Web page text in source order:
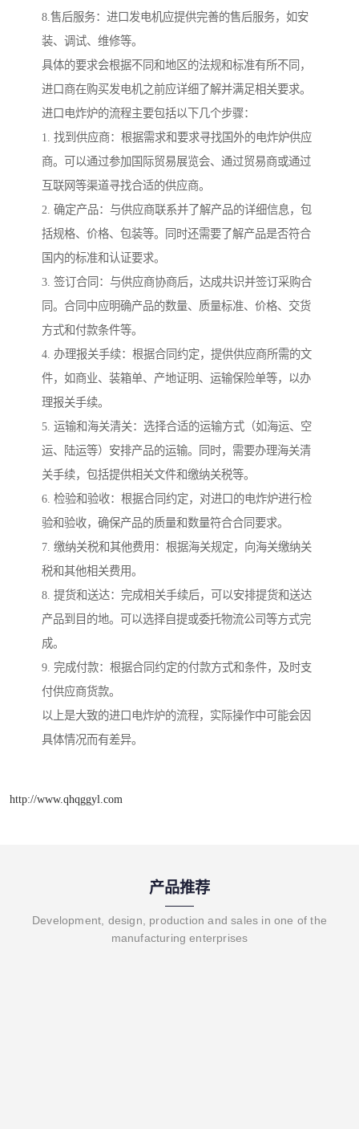
8.售后服务：进口发电机应提供完善的售后服务，如安
装、调试、维修等。
具体的要求会根据不同和地区的法规和标准有所不同，
进口商在购买发电机之前应详细了解并满足相关要求。
进口电炸炉的流程主要包括以下几个步骤：
1. 找到供应商：根据需求和要求寻找国外的电炸炉供应
商。可以通过参加国际贸易展览会、通过贸易商或通过
互联网等渠道寻找合适的供应商。
2. 确定产品：与供应商联系并了解产品的详细信息，包
括规格、价格、包装等。同时还需要了解产品是否符合
国内的标准和认证要求。
3. 签订合同：与供应商协商后，达成共识并签订采购合
同。合同中应明确产品的数量、质量标准、价格、交货
方式和付款条件等。
4. 办理报关手续：根据合同约定，提供供应商所需的文
件，如商业、装箱单、产地证明、运输保险单等，以办
理报关手续。
5. 运输和海关清关：选择合适的运输方式（如海运、空
运、陆运等）安排产品的运输。同时，需要办理海关清
关手续，包括提供相关文件和缴纳关税等。
6. 检验和验收：根据合同约定，对进口的电炸炉进行检
验和验收，确保产品的质量和数量符合合同要求。
7. 缴纳关税和其他费用：根据海关规定，向海关缴纳关
税和其他相关费用。
8. 提货和送达：完成相关手续后，可以安排提货和送达
产品到目的地。可以选择自提或委托物流公司等方式完
成。
9. 完成付款：根据合同约定的付款方式和条件，及时支
付供应商货款。
以上是大致的进口电炸炉的流程，实际操作中可能会因
具体情况而有差异。
http://www.qhqggyl.com
产品推荐
Development, design, production and sales in one of the
manufacturing enterprises